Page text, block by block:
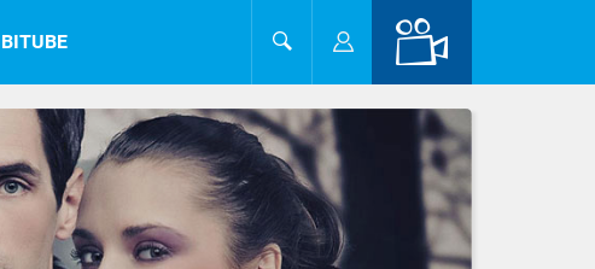
BITUBE